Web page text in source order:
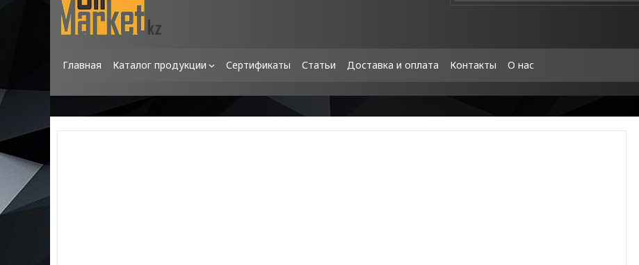
Главная Каталог продукции Сертификаты Статьи Доставка и оплата Контакты О нас